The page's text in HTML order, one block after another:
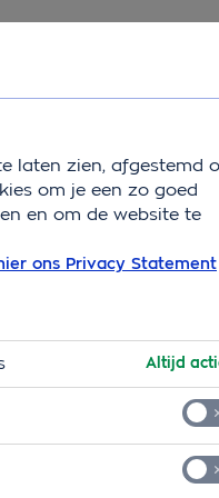
laten zien, afgestemd
om je een zo goed
en om de website te
ons Privacy Statement
Altijd